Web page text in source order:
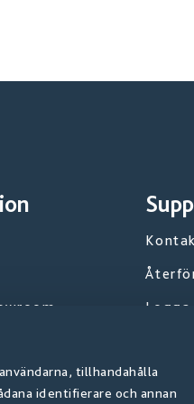
tillhandahålla
identifierare och annan
Logga